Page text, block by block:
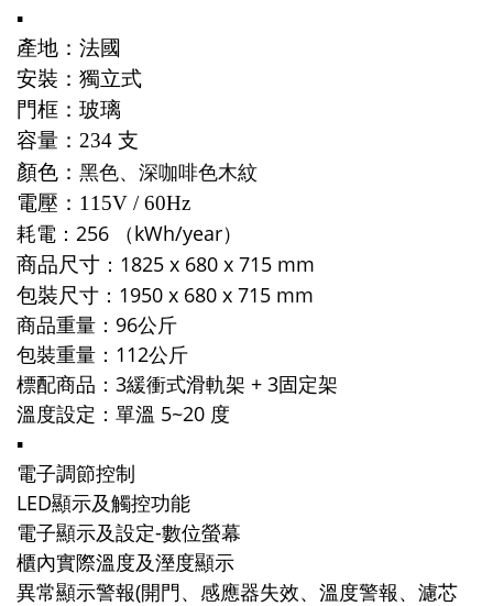
▪️
產地：法國
安裝：獨立式
門框：玻璃
容量：234 支
顏色： 黑色、深咖啡色木紋
電壓：115V / 60Hz
耗電：256 （kWh/year）
商品尺寸 ： 1825 x 680 x 715 mm
包裝尺寸： 1950 x 680 x 715 mm
商品重量：96公斤
包裝重量：112公斤
標配商品： 3緩衝式滑軌架 + 3固定架
溫度設定：單溫 5~20 度
▪️
電子調節控制
LED顯示及觸控功能
電子顯示及設定-數位螢幕
櫃內實際溫度及溼度顯示
異常顯示警報(開門、感應器失效、溫度警報、濾芯